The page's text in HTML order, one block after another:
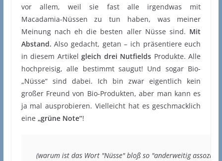
vor allem, weil sie fast alle irgendwas mit
Macadamia-Nüssen zu tun haben, was meiner
Meinung nach eh die besten aller Nüsse sind. Mit
Abstand. Also gedacht, getan – ich präsentiere euch
in diesem Artikelgleich drei Nutfields Produkte. Alle
hochpreisig, alle bestimmt saugut! Und sogar Bio-
„Nüsse“ sind dabei. Ich bin zwar eigentlich kein
großer Freund von Bio-Produkten, aber man kann es
ja mal ausprobieren. Vielleicht hat es geschmacklich
eine „grüne Note“!
(warum ist das Wort "Nüsse" bloß so "anderweitig